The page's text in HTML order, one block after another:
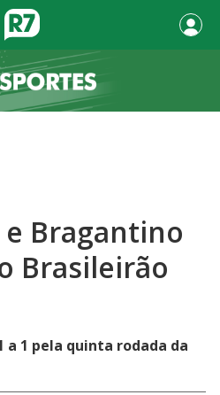
Bragantino
Brasileirão
a 1 pela quinta rodada da